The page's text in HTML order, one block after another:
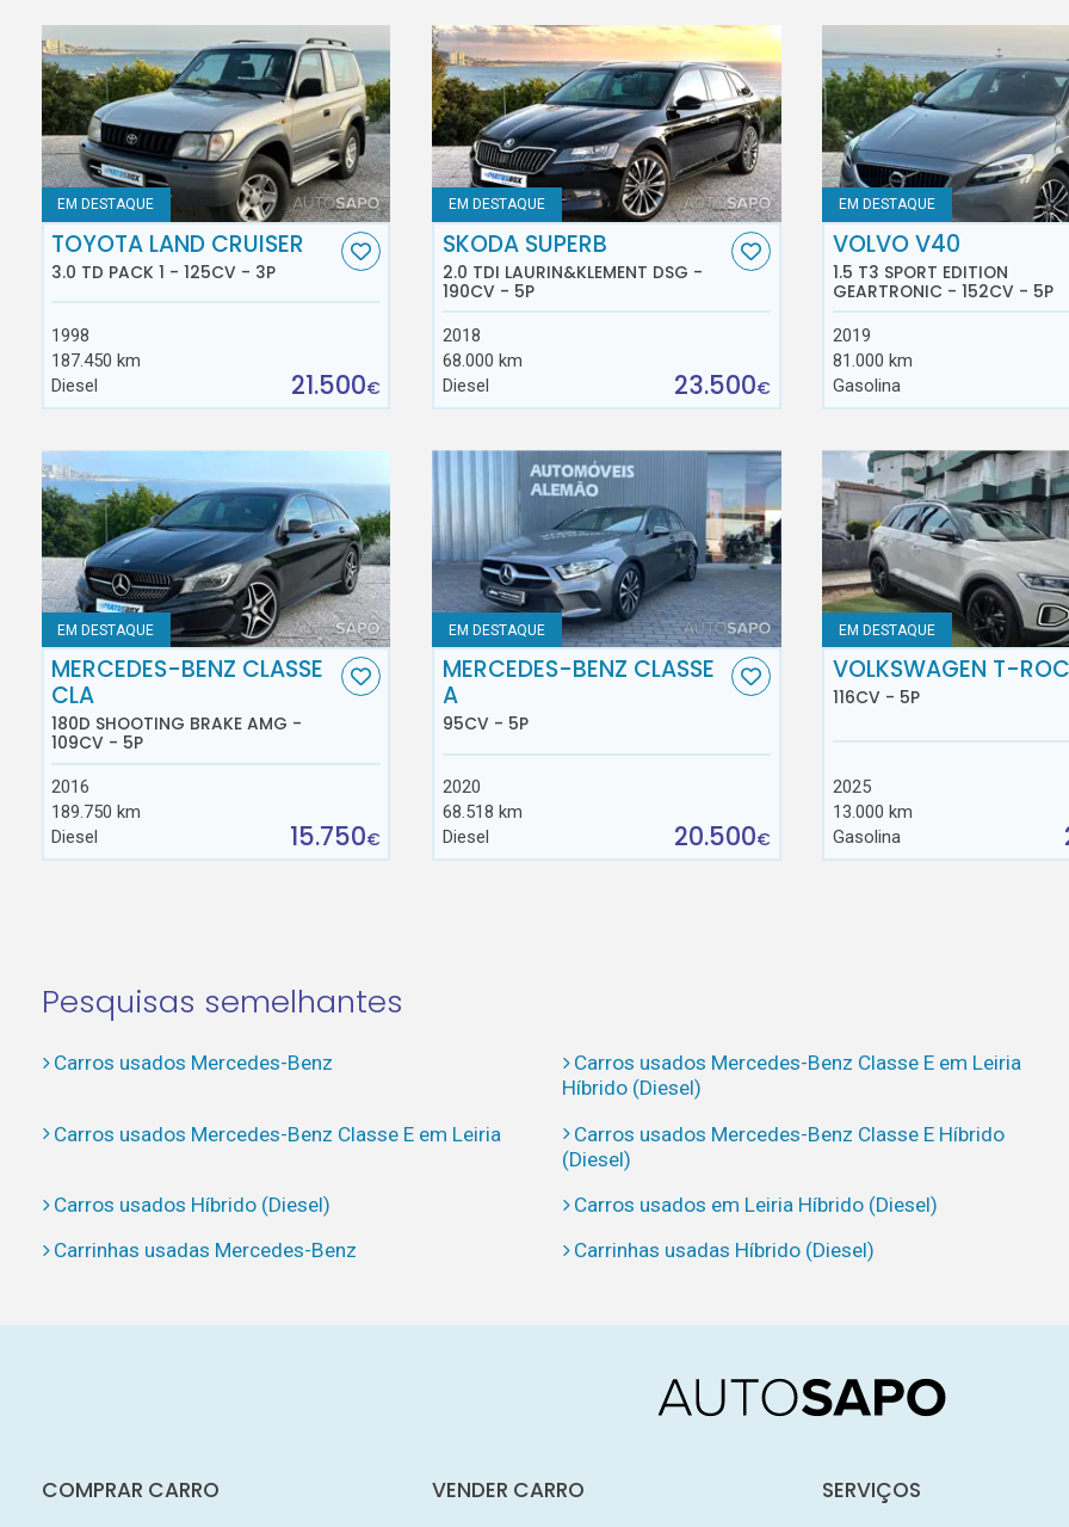
EM DESTAQUE
TOYOTA LAND CRUISER
3.0 TD PACK 1 - 125CV - 3P
1998
187.450 km
Diesel
21.500€
EM DESTAQUE
SKODA SUPERB
2.0 TDI LAURIN&KLEMENT DSG -
190CV - 5P
2018
68.000 km
Diesel
23.500€
EM DESTAQUE
VOLVO V40
1.5 T3 SPORT EDITION
GEARTRONIC - 152CV - 5P
2019
81.000 km
Gasolina
EM DESTAQUE
MERCEDES-BENZ CLASSE
CLA
180D SHOOTING BRAKE AMG -
109CV - 5P
2016
189.750 km
Diesel
15.750€
EM DESTAQUE
MERCEDES-BENZ CLASSE
A
95CV - 5P
2020
68.518 km
Diesel
20.500€
EM DESTAQUE
VOLKSWAGEN T-ROC
116CV - 5P
2025
13.000 km
Gasolina
Pesquisas semelhantes
Carros usados Mercedes-Benz
Carros usados Mercedes-Benz Classe E em Leiria
Híbrido (Diesel)
Carros usados Mercedes-Benz Classe E em Leiria
Carros usados Mercedes-Benz Classe E Híbrido
(Diesel)
Carros usados Híbrido (Diesel) Carros usados em Leiria Híbrido (Diesel)
Carrinhas usadas Mercedes-Benz
Carrinhas usadas Híbrido (Diesel)
COMPRAR CARRO VENDER CARRO SERVIÇOS